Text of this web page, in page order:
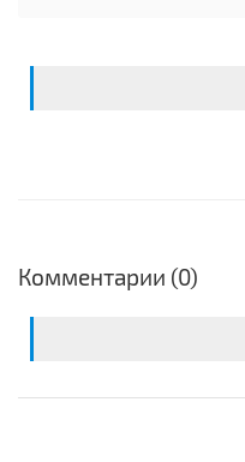
Комментарии (0)